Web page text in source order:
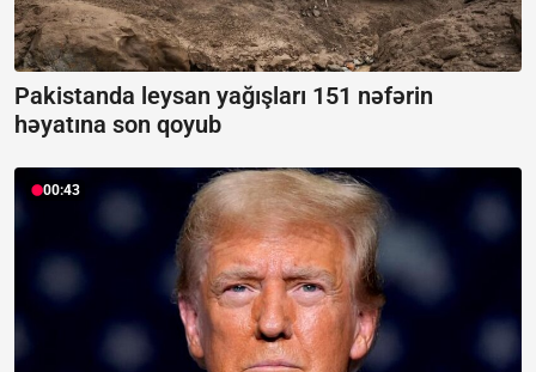
Pakistanda leysan yağışları 151 nəfərin
həyatına son qoyub
00:43